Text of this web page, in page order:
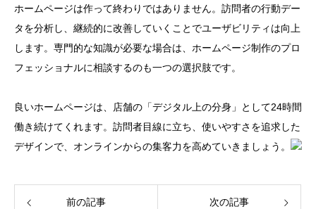
ホームページは作って終わりではありません。訪問者の行動デー
タを分析し、継続的に改善していくことでユーザビリティは向上
します。専門的な知識が必要な場合は、ホームページ制作のプロ
フェッショナルに相談するのも一つの選択肢です。
良いホームページは、店舗の「デジタル上の分身」として24時間
働き続けてくれます。訪問者目線に立ち、使いやすさを追求した
デザインで、オンラインからの集客力を高めていきましょう。
前の記事 次の記事